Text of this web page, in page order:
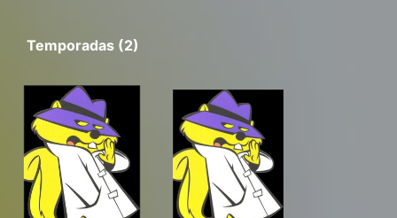
Temporadas (2)